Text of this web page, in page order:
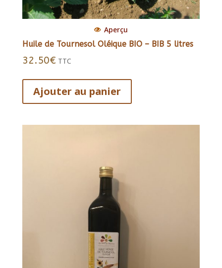
Aperçu
Huile de Tournesol Oléique BIO – BIB 5 litres
32.50€ TTC
Ajouter au panier